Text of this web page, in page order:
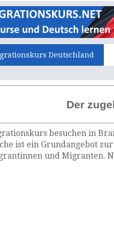
Deutschland
Der
besuchen in
ist ein Grundangebot
und Migranten.